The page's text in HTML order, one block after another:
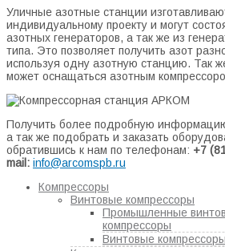
Уличные азотные станции
индивидуальному проекту и могут
азотных генераторов, а так же из
типа. Это позволяет получить азот
используя одну азотную станцию. Так
может оснащаться азотным
Получить более подробную
а так же подобрать и заказать
обратившись к нам по телефонам: +7
mail: info@arcomspb.ru
Компрессоры
Винтовые компрессоры
Промышленные
компрессоры
Винтовые